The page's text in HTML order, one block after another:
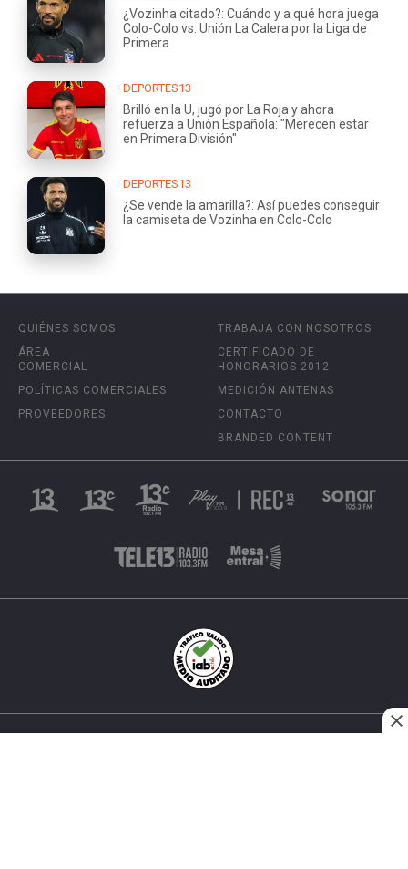
¿Vozinha citado?: Cuándo y a qué hora juega
Colo-Colo vs. Unión La Calera por la Liga de
Primera
DEPORTES13
Brilló en la U, jugó por La Roja y ahora
refuerza a Unión Española: "Merecen estar
en Primera División"
DEPORTES13
¿Se vende la amarilla?: Así puedes conseguir
la camiseta de Vozinha en Colo-Colo
QUIÉNES SOMOS
ÁREA
COMERCIAL
POLÍTICAS COMERCIALES
PROVEEDORES
TRABAJA CON NOSOTROS
CERTIFICADO DE
HONORARIOS 2012
MEDICIÓN ANTENAS
CONTACTO
BRANDED CONTENT